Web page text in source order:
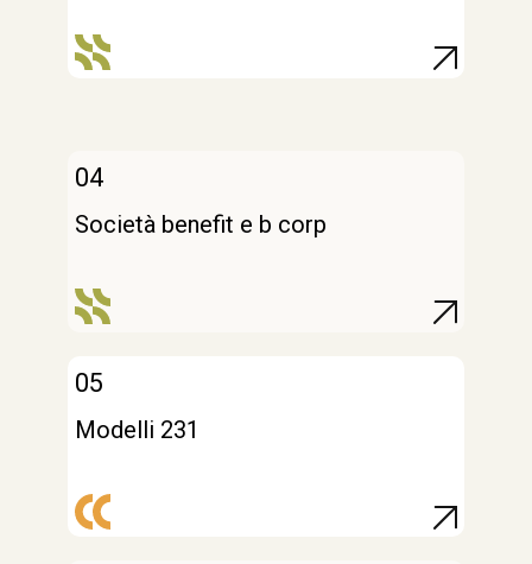
04
Società benefit e b corp
05
Modelli 231